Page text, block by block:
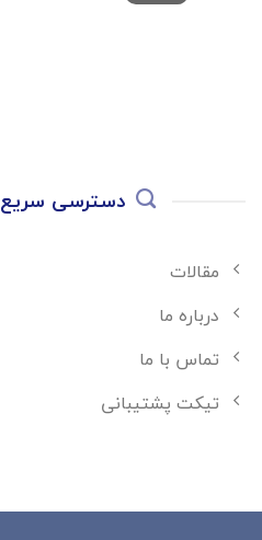
دسترسی سریع
مقالات
درباره ما
تماس با ما
تیکت پشتیبانی